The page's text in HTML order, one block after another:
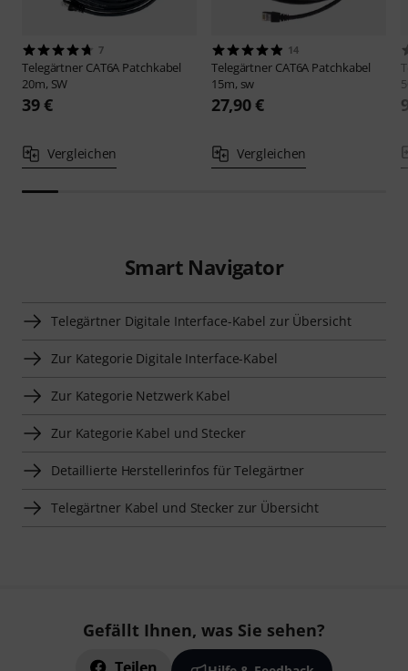
7
Telegärtner CAT6A Patchkabel
20m, SW
39 €
Vergleichen
14
Telegärtner CAT6A Patchkabel
15m, sw
27,90 €
Vergleichen
Smart Navigator
Telegärtner Digitale Interface-Kabel zur Übersicht
Zur Kategorie Digitale Interface-Kabel
Zur Kategorie Netzwerk Kabel
Zur Kategorie Kabel und Stecker
Detaillierte Herstellerinfos für Telegärtner
Telegärtner Kabel und Stecker zur Übersicht
Gefällt Ihnen, was Sie sehen?